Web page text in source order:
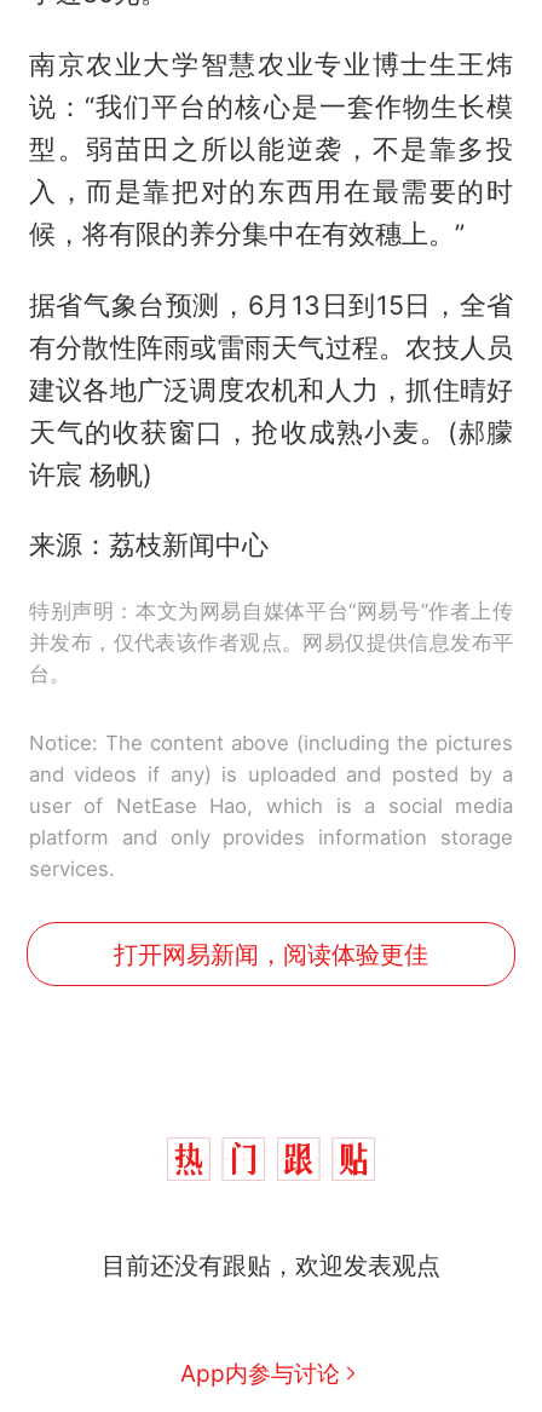
南京农业大学智慧农业专业博士生王炜
说：“我们平台的核心是一套作物生长模
型。弱苗田之所以能逆袭，不是靠多投
入，而是靠把对的东西用在最需要的时
候，将有限的养分集中在有效穗上。”
据省气象台预测，6月13日到15日，全省
有分散性阵雨或雷雨天气过程。农技人员
建议各地广泛调度农机和人力，抓住晴好
天气的收获窗口，抢收成熟小麦。(郝朦
许宸 杨帆)
来源：荔枝新闻中心
特别声明：本文为网易自媒体平台“网易号”作者上传
并发布，仅代表该作者观点。网易仅提供信息发布平
台。
Notice: The content above (including the pictures
and videos if any) is uploaded and posted by a
user of NetEase Hao, which is a social media
platform and only provides information storage
services.
打开网易新闻，阅读体验更佳
目前还没有跟贴，欢迎发表观点
App内参与讨论
哥士兵搬起大石块投向移民引
协会回应
男子上山采菌偶然发现鸡枞菌
窝，原地守1天等它长大：挖了